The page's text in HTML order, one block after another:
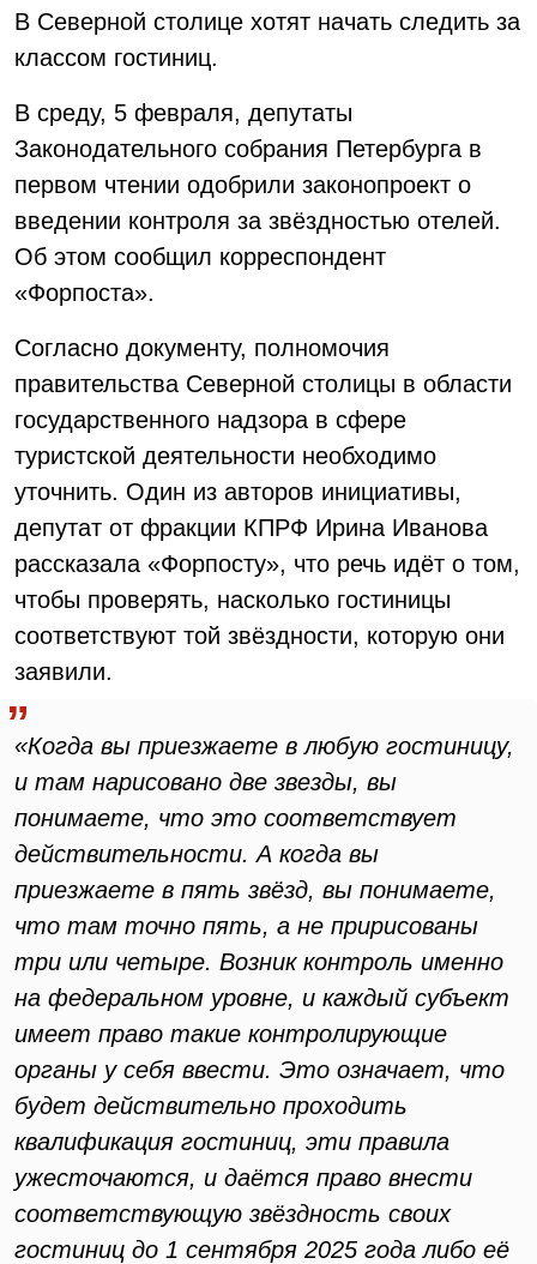
В Северной столице хотят начать следить за
классом гостиниц.
В среду, 5 февраля, депутаты
Законодательного собрания Петербурга в
первом чтении одобрили законопроект о
введении контроля за звёздностью отелей.
Об этом сообщил корреспондент
«Форпоста».
Согласно документу, полномочия
правительства Северной столицы в области
государственного надзора в сфере
туристской деятельности необходимо
уточнить. Один из авторов инициативы,
депутат от фракции КПРФ Ирина Иванова
рассказала «Форпосту», что речь идёт о том,
чтобы проверять, насколько гостиницы
соответствуют той звёздности, которую они
заявили.
«Когда вы приезжаете в любую гостиницу,
и там нарисовано две звезды, вы
понимаете, что это соответствует
действительности. А когда вы
приезжаете в пять звёзд, вы понимаете,
что там точно пять, а не пририсованы
три или четыре. Возник контроль именно
на федеральном уровне, и каждый субъект
имеет право такие контролирующие
органы у себя ввести. Это означает, что
будет действительно проходить
квалификация гостиниц, эти правила
ужесточаются, и даётся право внести
соответствующую звёздность своих
гостиниц до 1 сентября 2025 года либо её